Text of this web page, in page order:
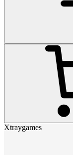
Xtraygames